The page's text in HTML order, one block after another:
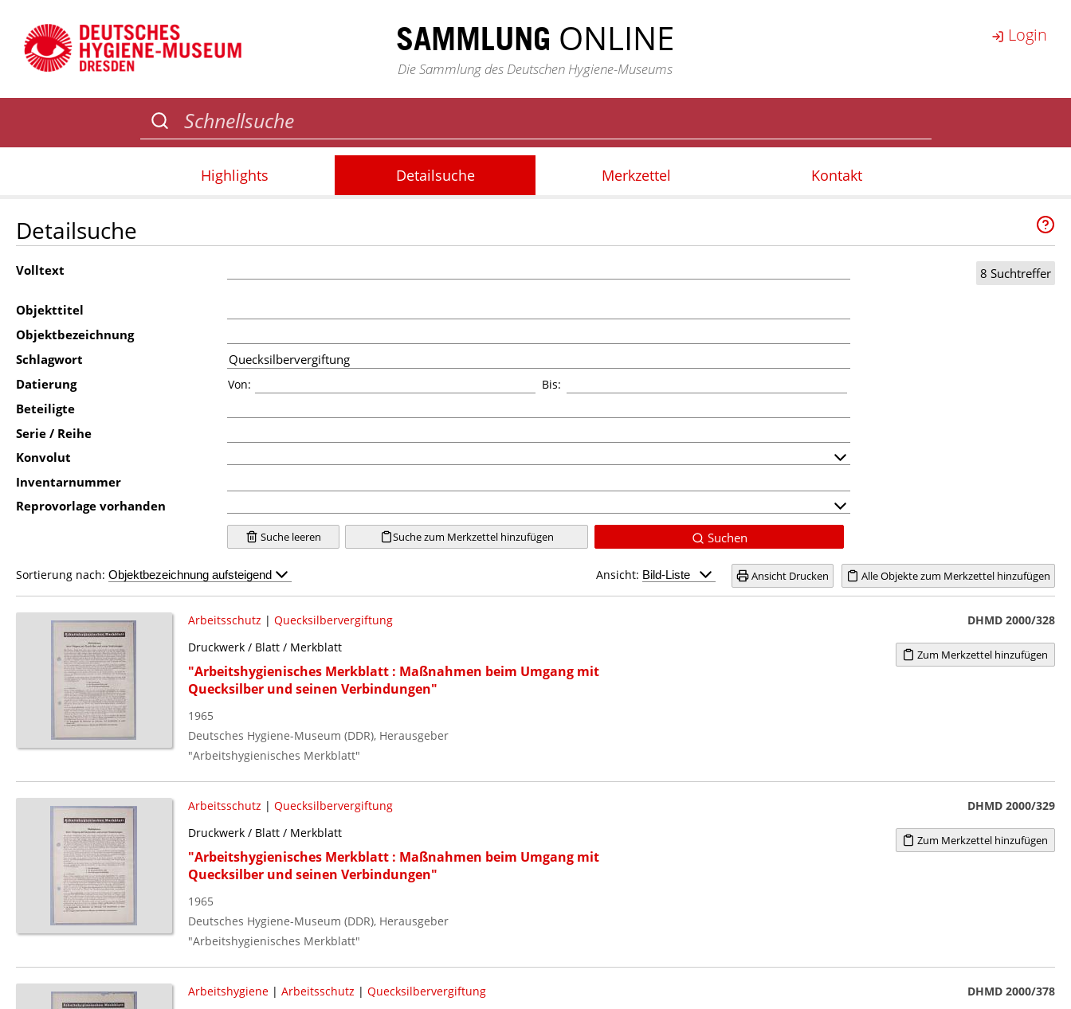
SAMMLUNG ONLINE
Die Sammlung des Deutschen Hygiene-Museums
Login
Highlights Detailsuche Merkzettel Kontakt
Detailsuche
8 Suchtreffer
Volltext
Objekttitel
Objektbezeichnung
Schlagwort
Datierung
Von: Bis:
Beteiligte
Serie / Reihe
Konvolut
Inventarnummer
Reprovorlage vorhanden
Suche leeren Suche zum Merkzettel hinzufügen Suchen
Alle Objekte zum Merkzettel hinzufügen
Ansicht Drucken
Ansicht:
Sortierung nach:
Arbeitsschutz | Quecksilbervergiftung
Druckwerk / Blatt / Merkblatt
"Arbeitshygienisches Merkblatt : Maßnahmen beim Umgang mit
Quecksilber und seinen Verbindungen"
1965
Deutsches Hygiene-Museum (DDR), Herausgeber
"Arbeitshygienisches Merkblatt"
DHMD 2000/328
Zum Merkzettel hinzufügen
Arbeitsschutz | Quecksilbervergiftung
Druckwerk / Blatt / Merkblatt
"Arbeitshygienisches Merkblatt : Maßnahmen beim Umgang mit
Quecksilber und seinen Verbindungen"
1965
Deutsches Hygiene-Museum (DDR), Herausgeber
"Arbeitshygienisches Merkblatt"
DHMD 2000/329
Zum Merkzettel hinzufügen
Arbeitshygiene| Arbeitsschutz | Quecksilbervergiftung
DHMD 2000/378